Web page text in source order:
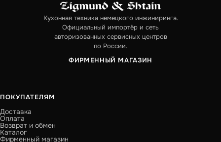
Кухонная техника немецкого инжиниринга.
Официальный импортёр и сеть
авторизованных сервисных центров
по России.
ФИРМЕННЫЙ МАГАЗИН
ПОКУПАТЕЛЯМ
Доставка
Оплата
Возврат и обмен
Каталог
Фирменный магазин